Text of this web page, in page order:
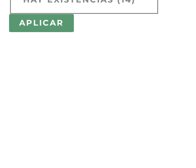
APLICAR